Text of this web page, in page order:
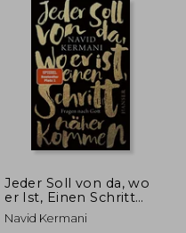
45%
dcto.
Jeder Soll von da, wo
er Ist, Einen Schritt
Näher Kommen:
Fragen Nach Gott (en
Navid Kermani